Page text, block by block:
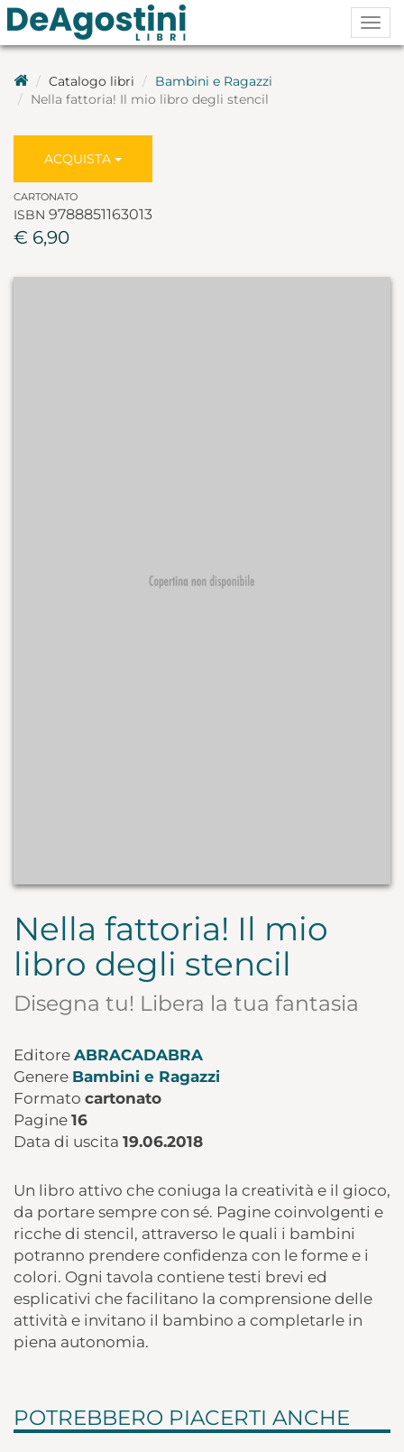
Catalogo libri
Bambini e Ragazzi
Nella fattoria! Il mio libro degli stencil
ACQUISTA
CARTONATO
ISBN 9788851163013
€ 6,90
Nella fattoria! Il mio
libro degli stencil
Disegna tu! Libera la tua fantasia
Editore ABRACADABRA
Genere Bambini e Ragazzi
Formato cartonato
Pagine 16
Data di uscita 19.06.2018
Un libro attivo che coniuga la creatività e il gioco,
da portare sempre con sé. Pagine coinvolgenti e
ricche di stencil, attraverso le quali i bambini
potranno prendere confidenza con le forme e i
colori. Ogni tavola contiene testi brevi ed
esplicativi che facilitano la comprensione delle
attività e invitano il bambino a completarle in
piena autonomia.
POTREBBERO PIACERTI ANCHE